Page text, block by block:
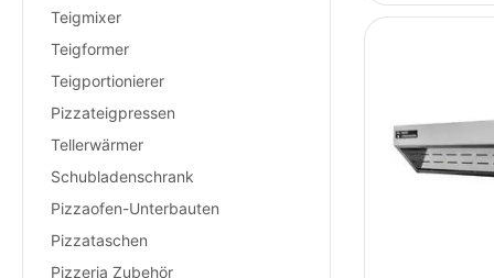
Teigmixer
Teigformer
Teigportionierer
Pizzateigpressen
Tellerwärmer
Schubladenschrank
Pizzaofen-Unterbauten
Pizzataschen
Pizzeria Zubehör